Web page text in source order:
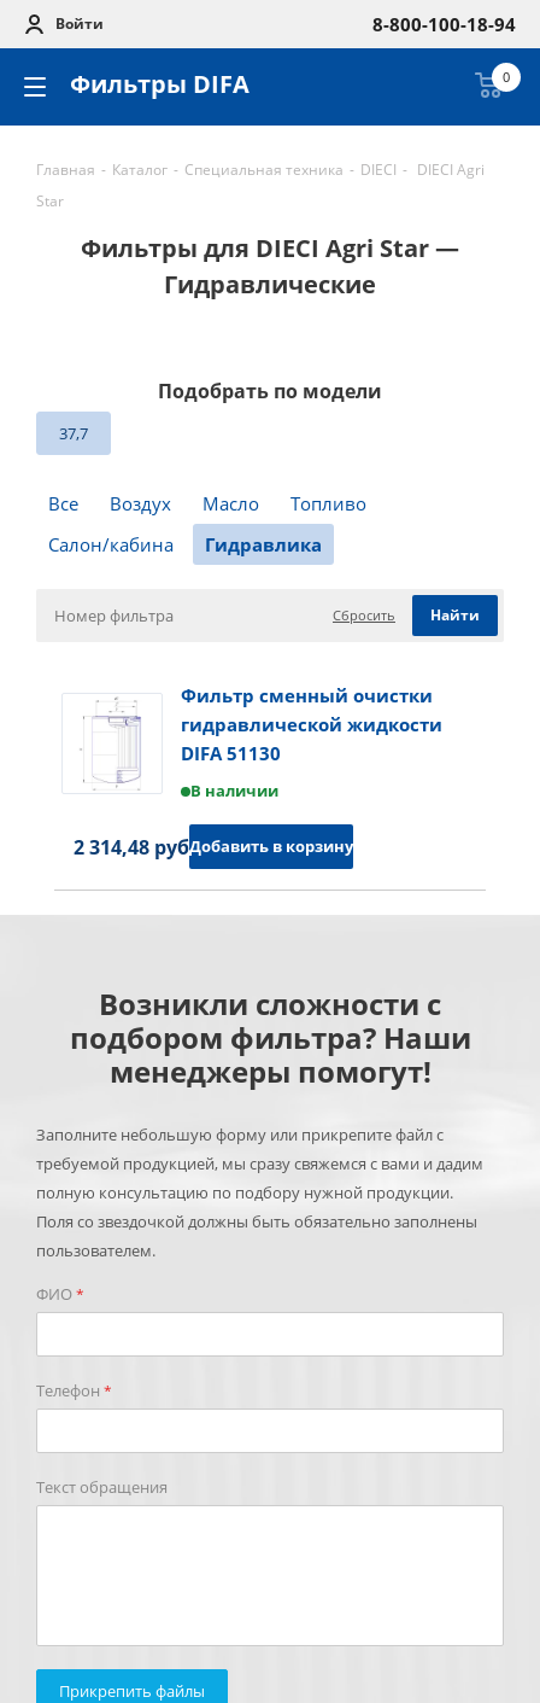
Войти 8-800-100-18-94
Фильтры DIFA 0
Главная - Каталог - Специальная техника - DIECI - DIECI Agri
Star
Фильтры для DIECI Agri Star —
Гидравлические
Подобрать по модели
37,7
Все Воздух Масло
Топливо
Салон/кабина
Гидравлика
Сбросить
Фильтр сменный очистки
гидравлической жидкости
DIFA 51130
В наличии
2 314,48 руб.Добавить в корзину
Возникли сложности с
подбором фильтра? Наши
менеджеры помогут!
Заполните небольшую форму или прикрепите файл с
требуемой продукцией, мы сразу свяжемся с вами и дадим
полную консультацию по подбору нужной продукции.
Поля со звездочкой должны быть обязательно заполнены
пользователем.
ФИО*
Телефон *
Текст обращения
Прикрепить файлы